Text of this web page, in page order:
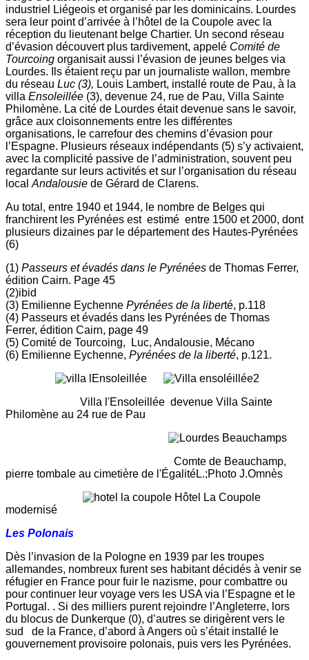
industriel Liégeois et organisé par les dominicains. Lourdes
sera leur point d’arrivée à l’hôtel de la Coupole avec la
réception du lieutenant belge Chartier. Un second réseau
d’évasion découvert plus tardivement, appelé Comité de
Tourcoing organisait aussi l’évasion de jeunes belges via
Lourdes. Ils étaient reçu par un journaliste wallon, membre
du réseau Luc (3), Louis Lambert, installé route de Pau, à la
villa Ensoleillée (3), devenue 24, rue de Pau, Villa Sainte
Philomène. La cité de Lourdes était devenue sans le savoir,
grâce aux cloisonnements entre les différentes
organisations, le carrefour des chemins d’évasion pour
l’Espagne. Plusieurs réseaux indépendants (5) s’y activaient,
avec la complicité passive de l’administration, souvent peu
regardante sur leurs activités et sur l’organisation du réseau
local Andalousie de Gérard de Clarens.
Au total, entre 1940 et 1944, le nombre de Belges qui
franchirent les Pyrénées est estimé entre 1500 et 2000, dont
plusieurs dizaines par le département des Hautes-Pyrénées
(6)
(1) Passeurs et évadés dans le Pyrénées de Thomas Ferrer,
édition Cairn. Page 45
(2)ibid
(3) Emilienne Eychenne Pyrénées de la liberté, p.118
(4) Passeurs et évadés dans les Pyrénées de Thomas
Ferrer, édition Cairn, page 49
(5) Comité de Tourcoing, Luc, Andalousie, Mécano
(6) Emilienne Eychenne, Pyrénées de la liberté, p.121.
Villa l'Ensoleillée devenue Villa Sainte
Philomène au 24 rue de Pau
Comte de Beauchamp,
pierre tombale au cimetière de l'ÉgalitéL.;Photo J.Omnès
Hôtel La Coupole
modernisé
Les Polonais
Dès l’invasion de la Pologne en 1939 par les troupes
allemandes, nombreux furent ses habitant décidés à venir se
réfugier en France pour fuir le nazisme, pour combattre ou
pour continuer leur voyage vers les USA via l’Espagne et le
Portugal. . Si des milliers purent rejoindre l’Angleterre, lors
du blocus de Dunkerque (0), d’autres se dirigèrent vers le
sud de la France, d’abord à Angers où s’était installé le
gouvernement provisoire polonais, puis vers les Pyrénées.